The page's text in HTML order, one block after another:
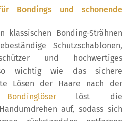
Bondings und schonende
klassischen Bonding-Strähnen
Schutzschablonen,
und hochwertiges
wichtig wie das sichere
Lösen der Haare nach der
Bondinglöserlöst die
auf, sodass sich